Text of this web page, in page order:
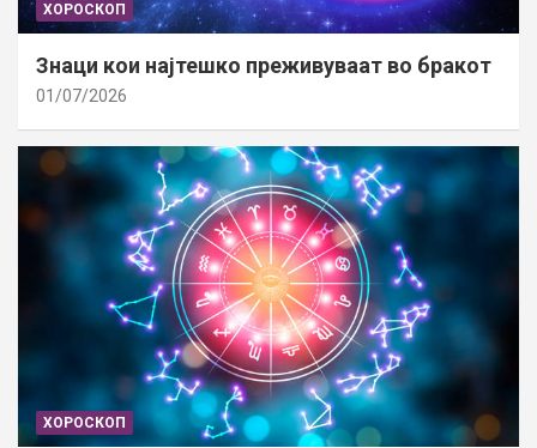
ХОРОСКОП
Знаци кои најтешко преживуваат во бракот
01/07/2026
ХОРОСКОП